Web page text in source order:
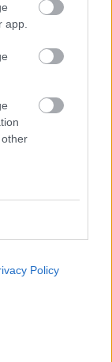
app.
Policy
μειώνουν τον